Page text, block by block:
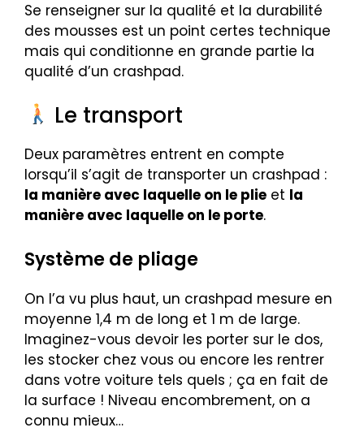
Se renseigner sur la qualité et la durabilité
des mousses est un point certes technique
mais qui conditionne en grande partie la
qualité d’un crashpad.
Le transport
Deux paramètres entrent en compte
lorsqu’il s’agit de transporter un crashpad :
la manière avec laquelle on le plie et la
manière avec laquelle on le porte.
Système de pliage
On l’a vu plus haut, un crashpad mesure en
moyenne 1,4 m de long et 1 m de large.
Imaginez-vous devoir les porter sur le dos,
les stocker chez vous ou encore les rentrer
dans votre voiture tels quels ; ça en fait de
la surface ! Niveau encombrement, on a
connu mieux…